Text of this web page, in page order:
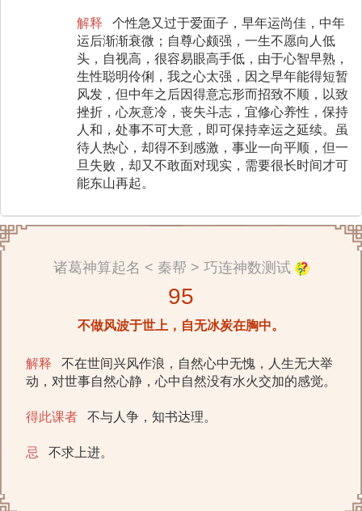
解释
个性急又过于爱面子，早年运尚佳，中年
运后渐渐衰微；自尊心颇强，一生不愿向人低
头，自视高，很容易眼高手低，由于心智早熟，
生性聪明伶俐，我之心太强，因之早年能得短暂
风发，但中年之后因得意忘形而招致不顺，以致
挫折，心灰意冷，丧失斗志，宜修心养性，保持
人和，处事不可大意，即可保持幸运之延续。虽
待人热心，却得不到感激，事业一向平顺，但一
旦失败，却又不敢面对现实，需要很长时间才可
能东山再起。
诸葛神算起名 < 秦帮 > 巧连神数测试
95
不做风波于世上，自无冰炭在胸中。
解释
不在世间兴风作浪，自然心中无愧，人生无大举
动，对世事自然心静，心中自然没有水火交加的感觉。
得此课者 不与人争，知书达理。
忌 不求上进。